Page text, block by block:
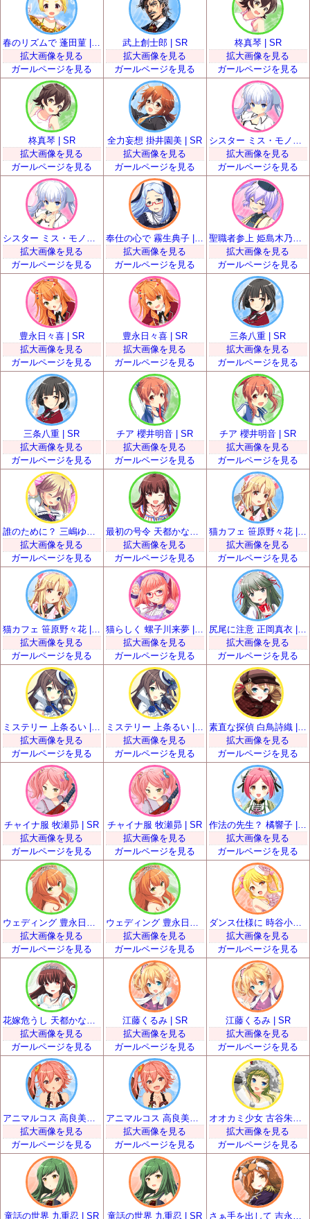
拡大画像を見る
ガールページを見る
武上創士郎 | SR
拡大画像を見る
ガールページを見る
柊真琴 | SR
拡大画像を見る
ガールページを見る
柊真琴 | SR
拡大画像を見る
ガールページを見る
全力妄想 掛井園美 | SR
拡大画像を見る
ガールページを見る
拡大画像を見る
ガールページを見る
拡大画像を見る
ガールページを見る
奉仕の心で 霧生典子 | SR
拡大画像を見る
ガールページを見る
拡大画像を見る
ガールページを見る
豊永日々喜 | SR
拡大画像を見る
ガールページを見る
豊永日々喜 | SR
拡大画像を見る
ガールページを見る
三条八重 | SR
拡大画像を見る
ガールページを見る
三条八重 | SR
拡大画像を見る
ガールページを見る
チア 櫻井明音 | SR
拡大画像を見る
ガールページを見る
チア 櫻井明音 | SR
拡大画像を見る
ガールページを見る
拡大画像を見る
ガールページを見る
拡大画像を見る
ガールページを見る
猫カフェ 笹原野々花 | SR
拡大画像を見る
ガールページを見る
拡大画像を見る
ガールページを見る
猫らしく 螺子川来夢 | SR
拡大画像を見る
ガールページを見る
尻尾に注意 正岡真衣 | SR
拡大画像を見る
ガールページを見る
拡大画像を見る
ガールページを見る
ミステリー 上条るい | SR
拡大画像を見る
ガールページを見る
素直な探偵 白鳥詩織 | SR
拡大画像を見る
ガールページを見る
チャイナ服 牧瀬昴 | SR
拡大画像を見る
ガールページを見る
チャイナ服 牧瀬昴 | SR
拡大画像を見る
ガールページを見る
作法の先生？ 橘響子 | SR
拡大画像を見る
ガールページを見る
拡大画像を見る
ガールページを見る
拡大画像を見る
ガールページを見る
ダンス仕様に 時谷小瑠璃 | SR
拡大画像を見る
ガールページを見る
拡大画像を見る
ガールページを見る
江藤くるみ | SR
拡大画像を見る
ガールページを見る
江藤くるみ | SR
拡大画像を見る
ガールページを見る
拡大画像を見る
ガールページを見る
アニマルコス 高良美空 | SR
拡大画像を見る
ガールページを見る
オオカミ少女 古谷朱里 | SR
拡大画像を見る
ガールページを見る
童話の世界 九重忍 | SR 童話の世界 九重忍 | SR